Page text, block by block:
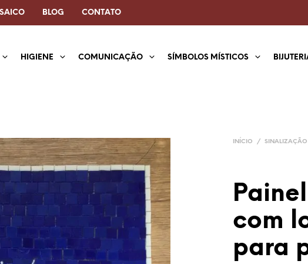
BLOG CONTATO
HIGIENE COMUNICAÇÃO SÍMBOLOS MÍSTICOS
INÍCIO / SINALIZAÇÃO
com
para